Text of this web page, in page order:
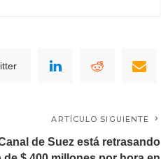
ARTÍCULO SIGUIENTE
de Suez está retrasando